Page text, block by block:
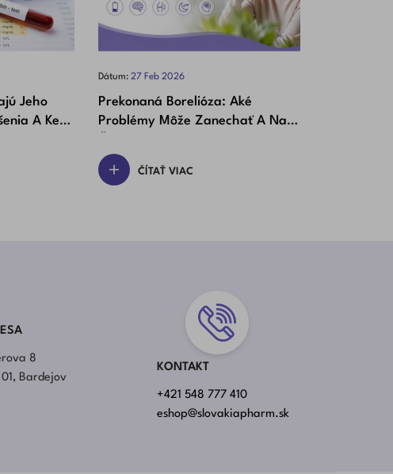
Jeho
A Kedy
Dátum: 27 Feb 2026
Prekonaná Borelióza: Aké
Problémy Môže Zanechať A Na
ČÍTAŤ VIAC
8
Bardejov
KONTAKT
+421 548 777 410
eshop@slovakiapharm.sk